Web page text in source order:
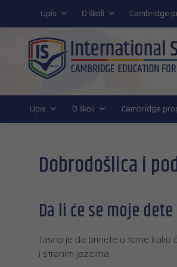
011 4011 220
Upis O školi Cambridge
Dobrodošlica i
Da li će se moje
Jasno je da brinete o tome kako
i stranim jezicima.
Upis O školi Cambridge